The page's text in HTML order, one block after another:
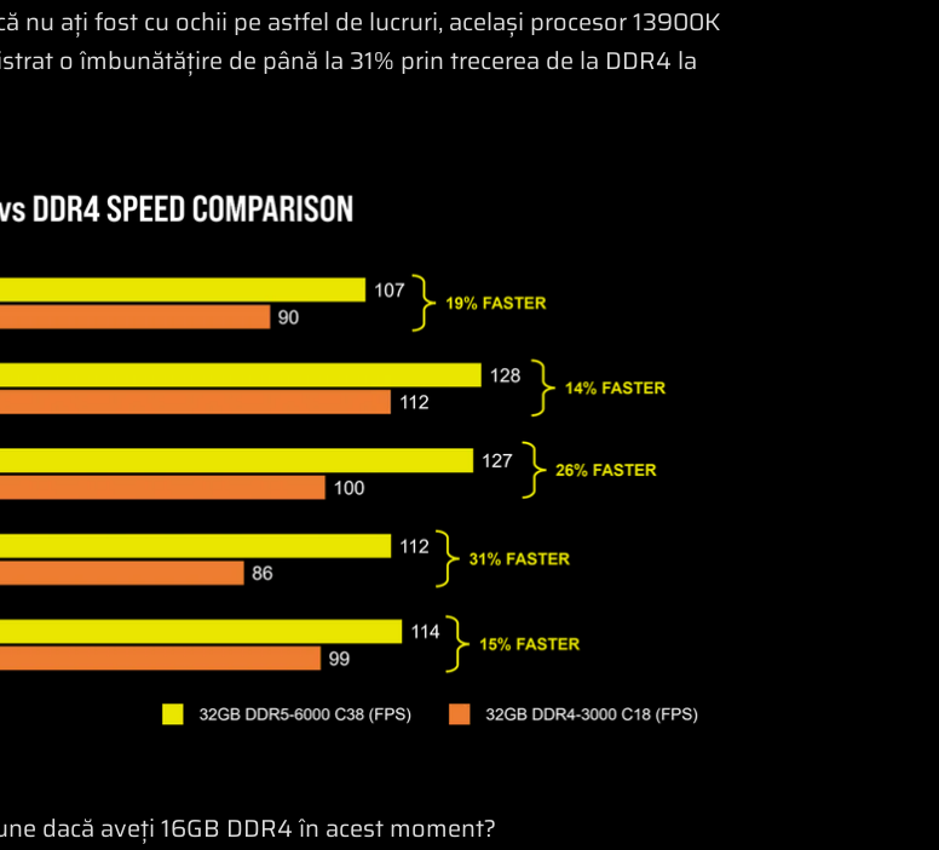
nu ați fost cu ochii pe astfel de lucruri, același procesor 13900K
o îmbunătățire de până la 31% prin trecerea de la DDR4 la
dacă aveți 16GB DDR4 în acest moment?